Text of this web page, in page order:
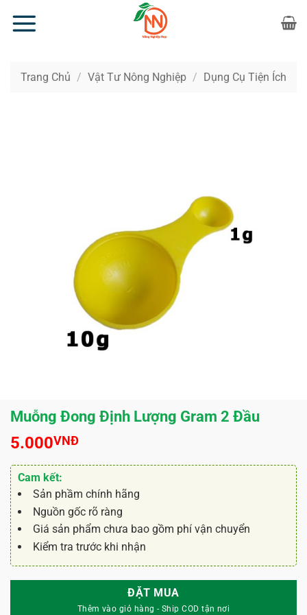
qua
Trang Chủ / Vật Tư Nông Nghiệp / Dụng Cụ Tiện Ích
Muỗng Đong Định Lượng Gram 2 Đầu
5.000VNĐ
Cam kết:
Sản phầm chính hãng
Nguồn gốc rõ ràng
Giá sản phẩm chưa bao gồm phí vận chuyển
Kiểm tra trước khi nhận
ĐẶT MUA